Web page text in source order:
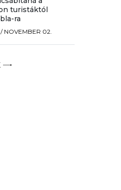
turistáktól
ra
/ NOVEMBER 02.